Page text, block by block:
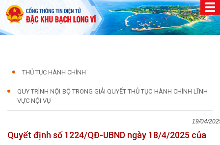
THỦ TỤC HÀNH CHÍNH
QUY TRÌNH NỘI BỘ TRONG GIẢI QUYẾT THỦ TỤC HÀNH CHÍNH LĨNH
VỰC NỘI VỤ
19/04/
Quyết định số 1224/QĐ-UBND ngày 18/4/2025 của